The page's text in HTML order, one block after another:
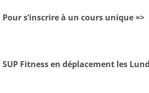
Pour s’inscrire à un cours unique =>
SUP Fitness en déplacement les